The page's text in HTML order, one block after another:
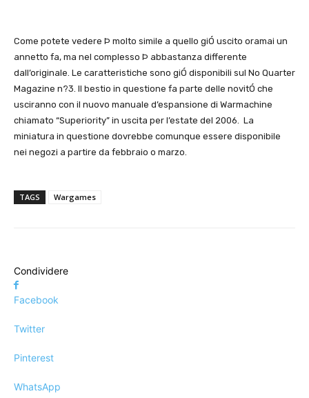
Come potete vedere Þ molto simile a quello giÓ uscito oramai un
annetto fa, ma nel complesso Þ abbastanza differente
dall’originale. Le caratteristiche sono giÓ disponibili sul No Quarter
Magazine n?3. Il bestio in questione fa parte delle novitÓ che
usciranno con il nuovo manuale d’espansione di Warmachine
chiamato “Superiority” in uscita per l’estate del 2006. La
miniatura in questione dovrebbe comunque essere disponibile
nei negozi a partire da febbraio o marzo.
TAGS Wargames
Condividere
Facebook
Twitter
Pinterest
WhatsApp